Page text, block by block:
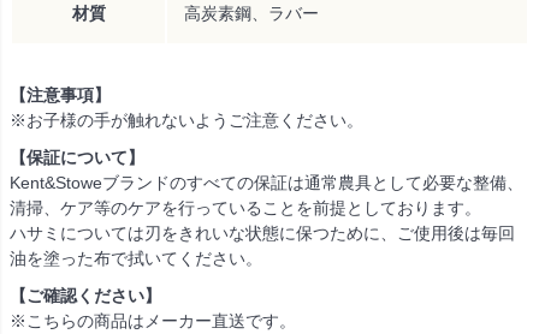
材質 高炭素鋼、ラバー
【注意事項】
※お子様の手が触れないようご注意ください。
【保証について】
Kent&Stoweブランドのすべての保証は通常農具として必要な整備、
清掃、ケア等のケアを行っていることを前提としております。
ハサミについては刃をきれいな状態に保つために、ご使用後は毎回
油を塗った布で拭いてください。
【ご確認ください】
※こちらの商品はメーカー直送です。